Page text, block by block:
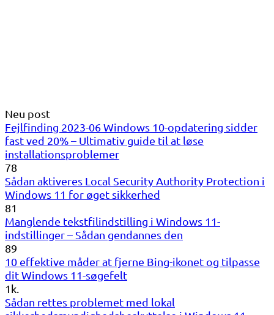
Neu post
Fejlfinding 2023-06 Windows 10-opdatering sidder
fast ved 20% – Ultimativ guide til at løse
installationsproblemer
78
Sådan aktiveres Local Security Authority Protection i
Windows 11 for øget sikkerhed
81
Manglende tekstfilindstilling i Windows 11-
indstillinger – Sådan gendannes den
89
10 effektive måder at fjerne Bing-ikonet og tilpasse
dit Windows 11-søgefelt
1k.
Sådan rettes problemet med lokal